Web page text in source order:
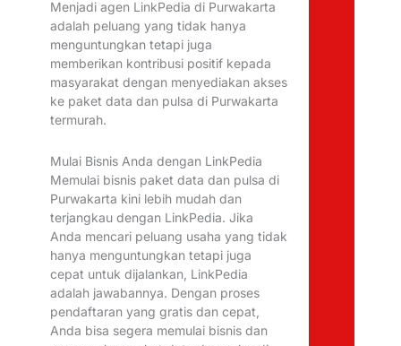
Menjadi agen LinkPedia di Purwakarta
adalah peluang yang tidak hanya
menguntungkan tetapi juga
memberikan kontribusi positif kepada
masyarakat dengan menyediakan akses
ke paket data dan pulsa di Purwakarta
termurah.
Mulai Bisnis Anda dengan LinkPedia
Memulai bisnis paket data dan pulsa di
Purwakarta kini lebih mudah dan
terjangkau dengan LinkPedia. Jika
Anda mencari peluang usaha yang tidak
hanya menguntungkan tetapi juga
cepat untuk dijalankan, LinkPedia
adalah jawabannya. Dengan proses
pendaftaran yang gratis dan cepat,
Anda bisa segera memulai bisnis dan